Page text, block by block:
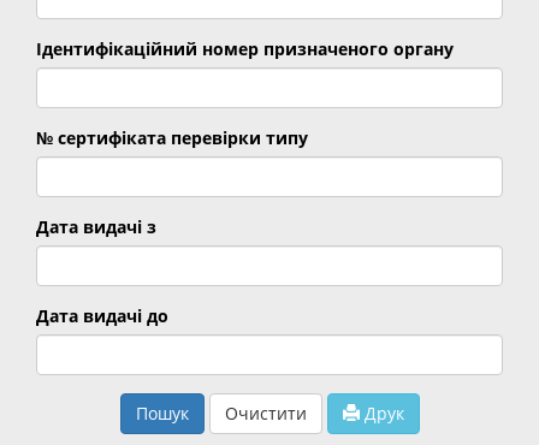
Ідентифікаційний номер призначеного органу
№ сертифіката перевірки типу
Дата видачі з
Дата видачі до
Пошук Очистити Друк